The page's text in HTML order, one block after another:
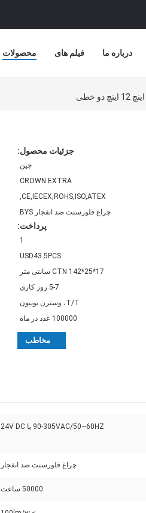
محصولات فیلم های درباره ما
جزئیات محصول:
چین
CROWN EXTRA
CE,IECEX,ROHS,ISO,ATEX,
چراغ فلورسنت ضد انفجار BYS
پرداخت:
1
USD43.5PCS
CTN 142*25*17 سانتی متر
5-7 روز کاری
T/T، وسترن یونیون
100000 عدد در ماه
مخاطب
90-305VAC/50~60HZ یا 24V DC
چراغ فلورسنت ضد انفجار
50000 ساعت